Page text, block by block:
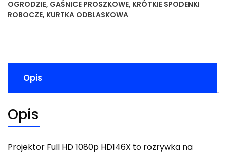
OGRODZIE, GAŚNICE PROSZKOWE, KRÓTKIE SPODENKI
ROBOCZE, KURTKA ODBLASKOWA
Opis
Opis
Projektor Full HD 1080p HD146X to rozrywka na